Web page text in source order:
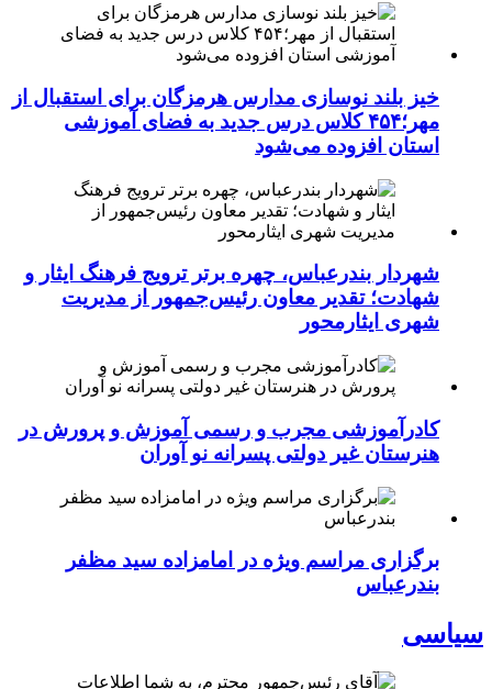
خیز بلند نوسازی مدارس هرمزگان برای استقبال از
مهر؛۴۵۴ کلاس درس جدید به فضای آموزشی
استان افزوده می‌شود
شهردار بندرعباس، چهره برتر ترویج فرهنگ ایثار و
شهادت؛ تقدیر معاون رئیس‌جمهور از مدیریت
شهری ایثارمحور
کادرآموزشی مجرب و رسمی آموزش و پرورش در
هنرستان غیر دولتی پسرانه نو آوران
برگزاری مراسم ویژه در امامزاده سید مظفر
بندرعباس
سیاسی